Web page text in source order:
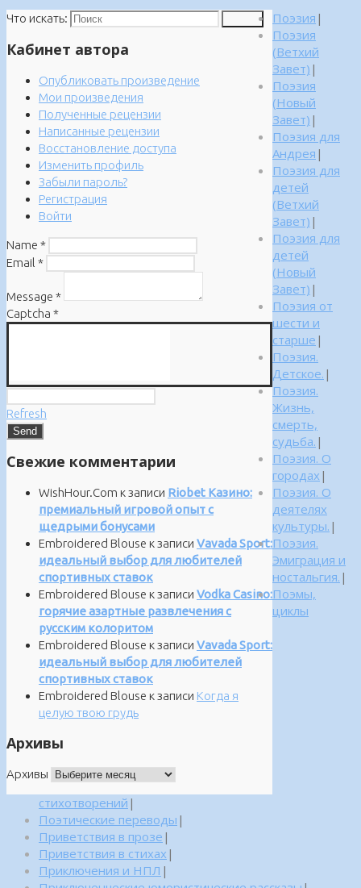
Что искать:
Кабинет автора
Опубликовать произведение
Мои произведения
Полученные рецензии
Написанные рецензии
Восстановление доступа
Изменить профиль
Забыли пароль?
Регистрация
Войти
Name *
Email *
Message *
Captcha *
Refresh
Свежие комментарии
WishHour.Com к записи Riobet Казино:
премиальный игровой опыт с
щедрыми бонусами
Embroidered Blouse к записи Vavada Sport:
идеальный выбор для любителей
спортивных ставок
Embroidered Blouse к записи Vodka Casino:
горячие азартные развлечения с
русским колоритом
Embroidered Blouse к записи Vavada Sport:
идеальный выбор для любителей
спортивных ставок
Embroidered Blouse к записи Когда я
целую твою грудь
Архивы
Архивы
Поэзия |
Поэзия
(Ветхий
Завет) |
Поэзия
(Новый
Завет) |
Поэзия для
Андрея |
Поэзия для
детей
(Ветхий
Завет) |
Поэзия для
детей
(Новый
Завет) |
Поэзия от
шести и
старше |
Поэзия.
Детское. |
Поэзия.
Жизнь,
смерть,
судьба. |
Поэзия. О
городах |
Поэзия. О
деятелях
культуры. |
Поэзия.
Эмиграция и
ностальгия. |
Поэмы,
циклы
стихотворений |
Поэтические переводы |
Приветствия в прозе |
Приветствия в стихах |
Приключения и НПЛ |